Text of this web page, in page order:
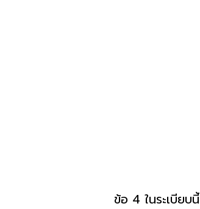
ข้อ 4 ในระเบียบนี้